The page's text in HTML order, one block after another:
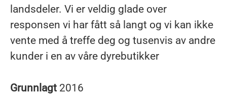
landsdeler. Vi er veldig glade over
responsen vi har fått så langt og vi kan ikke
vente med å treffe deg og tusenvis av andre
kunder i en av våre dyrebutikker
Grunnlagt 2016